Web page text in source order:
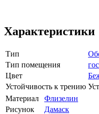
Характеристики
Тип
Тип помещения
Цвет
Устойчивость к трению
Материал
Флизелин
Рисунок
Дамаск